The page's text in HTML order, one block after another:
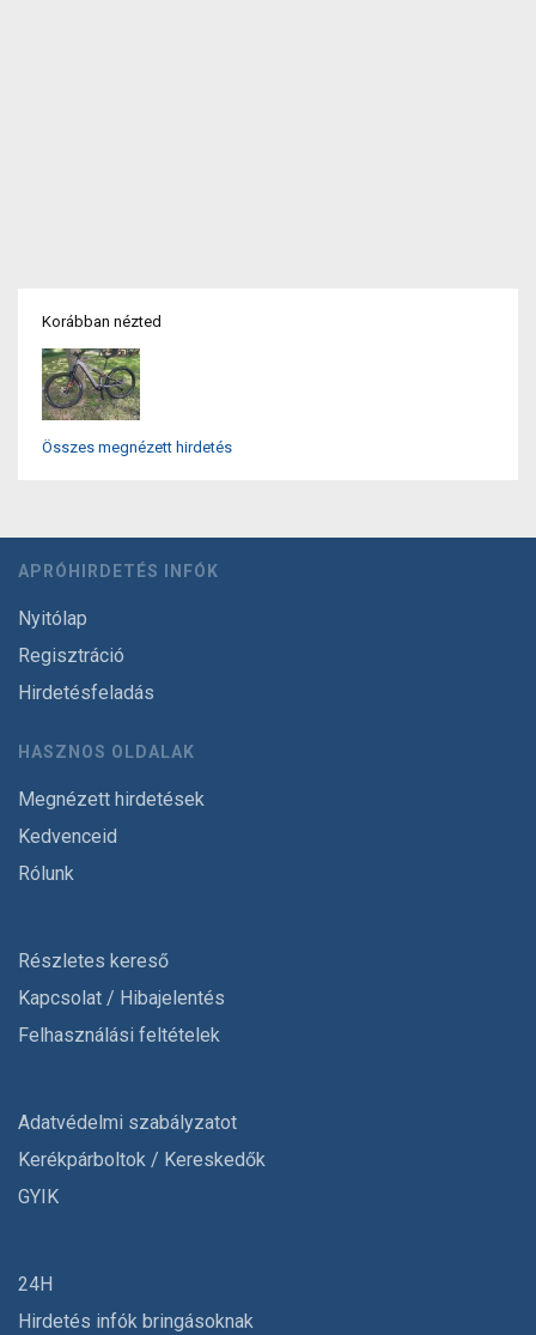
Korábban nézted
Összes megnézett hirdetés
APRÓHIRDETÉS INFÓK
Nyitólap
Regisztráció
Hirdetésfeladás
HASZNOS OLDALAK
Megnézett hirdetések
Kedvenceid
Rólunk
Részletes kereső
Kapcsolat / Hibajelentés
Felhasználási feltételek
Adatvédelmi szabályzatot
Kerékpárboltok / Kereskedők
GYIK
24H
Hirdetés infók bringásoknak